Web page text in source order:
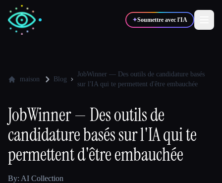
✦Soumettre avec l'IA
🎨Designers
💻Développeurs 📈 Marketeurs
🎓Étudiants 🎬Créateurs
maison Blog
JobWinner — Des outils de candidature basés
sur l'IA qui te permettent d'être embauchée
JobWinner — Des outils de
candidature basés sur l'IA qui te
permettent d'être embauchée
By: AI Collection